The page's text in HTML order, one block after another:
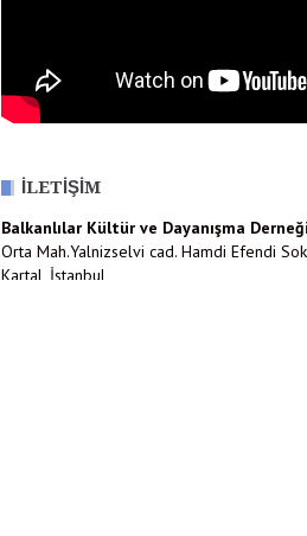
İLETIŞIM
Balkanlılar Kültür ve Dayanışma Derneği
Orta Mah.Yalnizselvi cad. Hamdi Efendi
Kartal, İstanbul